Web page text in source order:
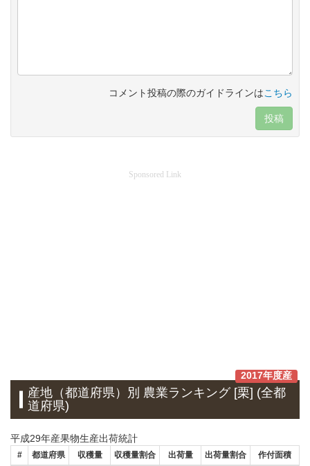
コメント投稿の際のガイドラインはこちら
投稿
Sponsored Link
2017年度産
産地（都道府県）別 農業ランキング [栗] (全都
道府県)
平成29年産果物生産出荷統計
# 都道府県 収穫量 収穫量割合 出荷量 出荷量割合 作付面積